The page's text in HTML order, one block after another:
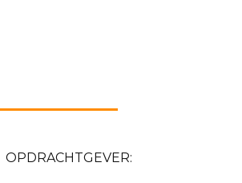
OPDRACHTGEVER: